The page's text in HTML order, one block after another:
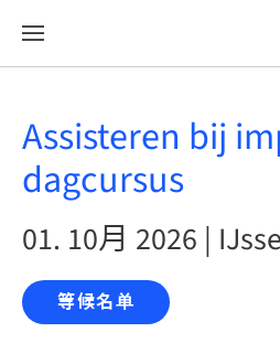
Assisteren bij
dagcursus
01. 10月 2026 |
等候名单